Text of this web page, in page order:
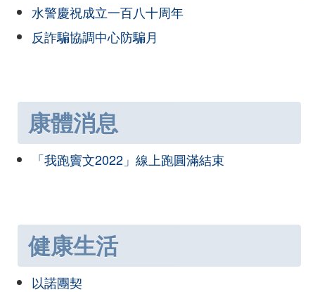
水警慶祝成立一百八十周年
反詐騙協調中心防騙月
康體消息
「我跑竇文2022」線上跑圓滿結束
健康生活
以諾團契